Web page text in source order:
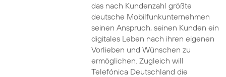
das nach Kundenzahl größte
deutsche Mobilfunkunternehmen
seinen Anspruch, seinen Kunden ein
digitales Leben nach ihren eigenen
Vorlieben und Wünschen zu
ermöglichen. Zugleich will
Telefónica Deutschland die